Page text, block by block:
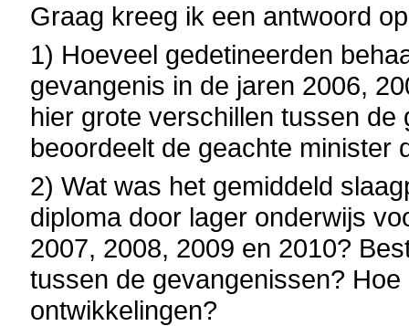
Graag kreeg ik een antwoord
1) Hoeveel gedetineerden
gevangenis in de jaren 2006,
hier grote verschillen tussen
beoordeelt de geachte minister
2) Wat was het gemiddeld
diploma door lager onderwijs
2007, 2008, 2009 en 2010?
tussen de gevangenissen?
ontwikkelingen?